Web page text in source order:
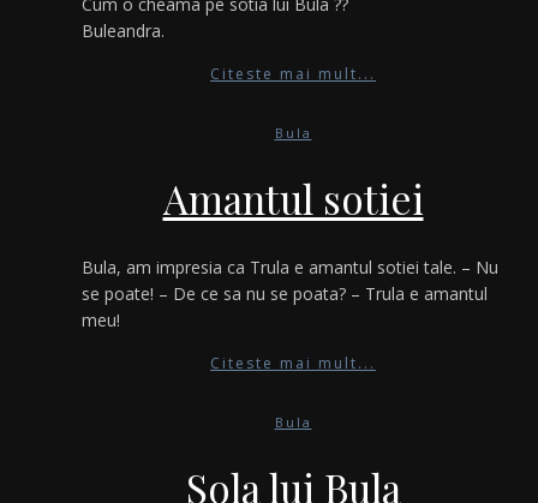
Buleandra.
Citeste mai mult...
Bula
Amantul sotiei
Bula, am impresia ca Trula e amantul sotiei tale. – Nu
se poate! – De ce sa nu se poata? – Trula e amantul
meu!
Citeste mai mult...
Bula
Sola lui Bula